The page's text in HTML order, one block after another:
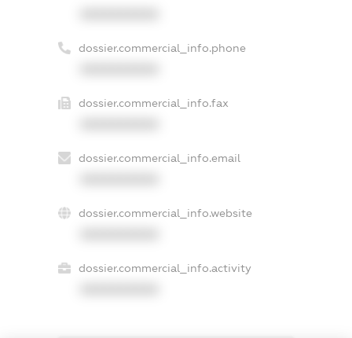
dossier.commercial_info.phone
dossier.commercial_info.fax
dossier.commercial_info.email
dossier.commercial_info.website
dossier.commercial_info.activity